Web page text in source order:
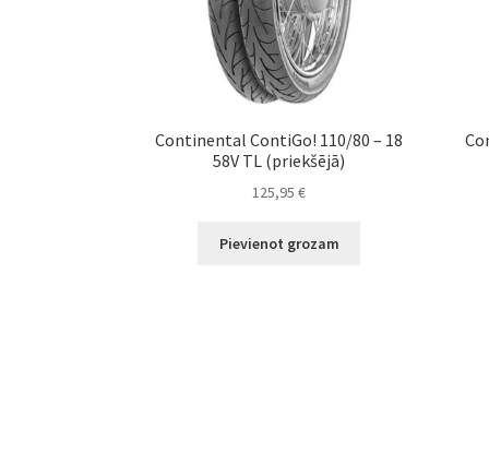
Continental ContiGo! 110/80 – 18
58V TL (priekšējā)
125,95€
Pievienot grozam